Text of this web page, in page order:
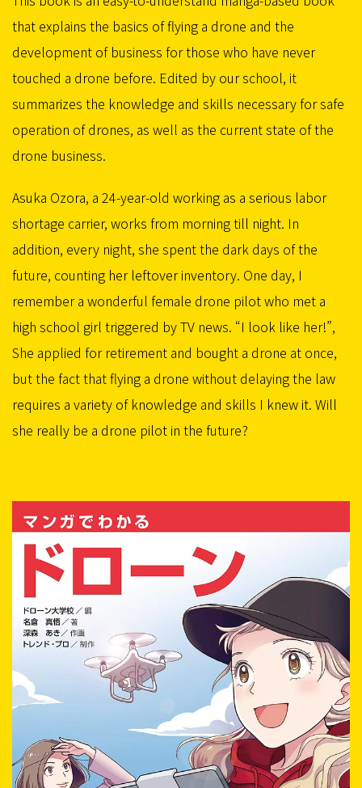
that explains the basics of flying a drone and the
development of business for those who have never
touched a drone before. Edited by our school, it
summarizes the knowledge and skills necessary for safe
operation of drones, as well as the current state of the
drone business.
Asuka Ozora, a 24-year-old working as a serious labor
shortage carrier, works from morning till night. In
addition, every night, she spent the dark days of the
future, counting her leftover inventory. One day, I
remember a wonderful female drone pilot who met a
high school girl triggered by TV news. “I look like her!”,
She applied for retirement and bought a drone at once,
but the fact that flying a drone without delaying the law
requires a variety of knowledge and skills I knew it. Will
she really be a drone pilot in the future?